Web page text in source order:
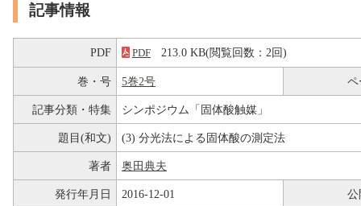
記事情報
PDF PDF 213.0 KB(閲覧回数：2回)
巻・号 5巻2号 ペ
記事分類・特集 シンポジウム「固体酸触媒」
題目(和文) (3) 分光法による固体酸の測定法
著者 奥田典夫
発行年月日 2016-12-01 公